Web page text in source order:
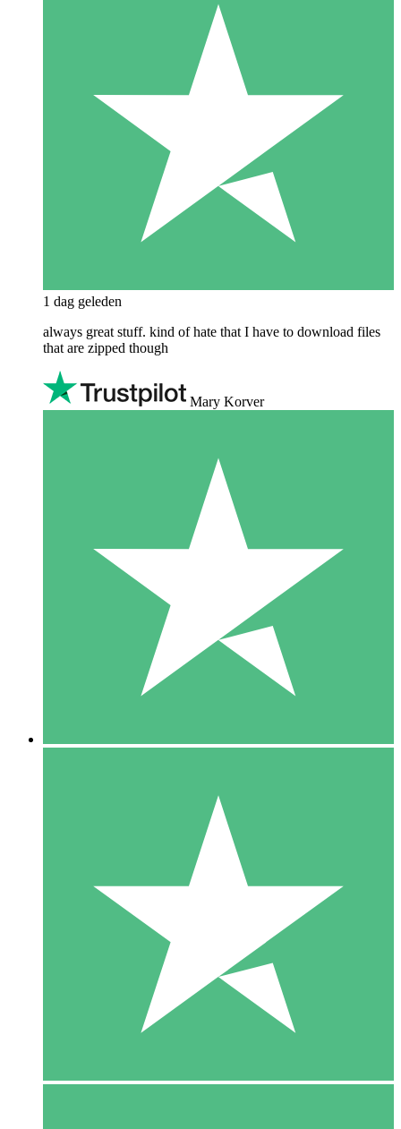
1 dag geleden
always great stuff. kind of hate that I have to download files
that are zipped though
Mary Korver